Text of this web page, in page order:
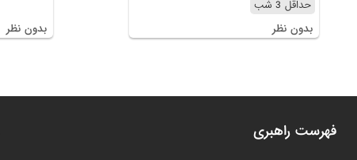
حداقل 3 شب
بدون نظر
بدون نظر
فهرست راهبری